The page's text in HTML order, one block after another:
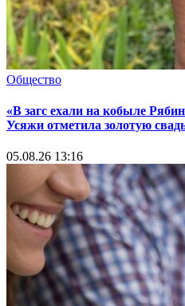
Общество
«В загс ехали на кобыле
Усяжи отметила золотую
05.08.26 13:16